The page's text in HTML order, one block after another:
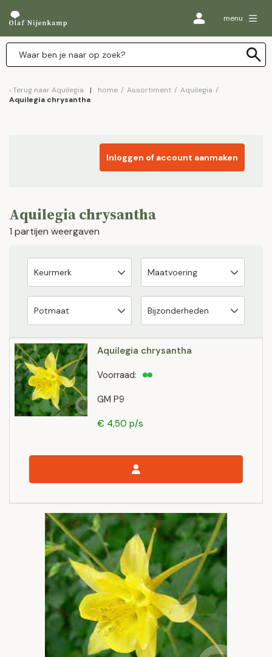
menu
Terug naar Aquilegia home / Assortiment / Aquilegia /
Aquilegia chrysantha
Inloggen of account aanmaken
Aquilegia chrysantha
1 partijen weergaven
Aquilegia chrysantha
GM P9
Voorraad:
€ 4,50 p/s